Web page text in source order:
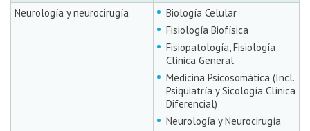
Neurología y neurocirugía
Biología Celular
Fisiología Biofísica
Fisiopatología, Fisiología
Clínica General
Medicina Psicosomática (Incl.
Psiquiatría y Sicología Clínica
Diferencial)
Neurología y Neurocirugía